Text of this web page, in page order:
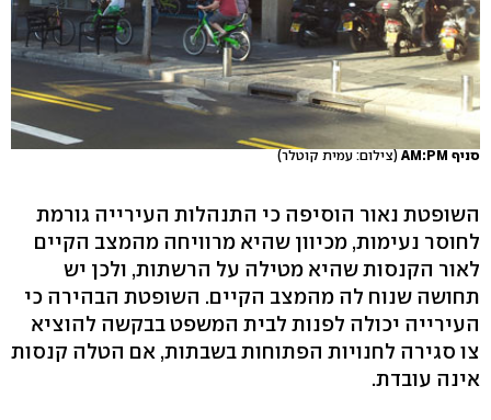
סניף AM:PM (צילום: עמית קוטלר)
השופטת נאור הוסיפה כי התנהלות העירייה גורמת
לחוסר נעימות, מכיוון שהיא מרוויחה מהמצב הקיים
לאור הקנסות שהיא מטילה על הרשתות, ולכן יש
תחושה שנוח לה מהמצב הקיים. השופטת הבהירה כי
העירייה יכולה לפנות לבית המשפט בבקשה להוציא
צו סגירה לחנויות הפתוחות בשבתות, אם הטלה קנסות
אינה עובדת.